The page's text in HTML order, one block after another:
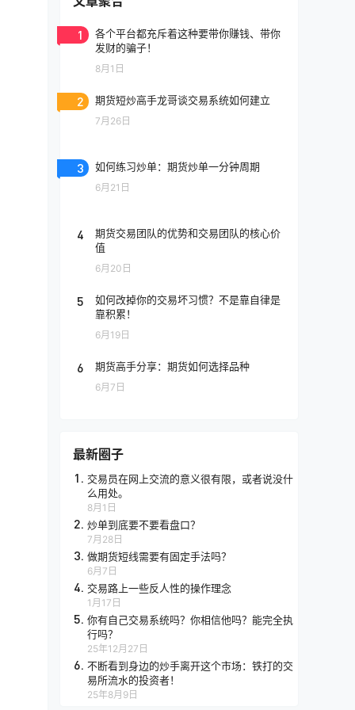
1
各个平台都充斥着这种要带你赚钱、带你
发财的骗子！
8月1日
2 期货短炒高手龙哥谈交易系统如何建立
7月26日
3 如何练习炒单：期货炒单一分钟周期
6月21日
4
期货交易团队的优势和交易团队的核心价
值
6月20日
5
如何改掉你的交易坏习惯？不是靠自律是
靠积累！
6月19日
6 期货高手分享：期货如何选择品种
6月7日
最新圈子
1. 交易员在网上交流的意义很有限，或者说没什
么用处。
8月1日
2. 炒单到底要不要看盘口？
7月28日
3. 做期货短线需要有固定手法吗？
6月7日
4. 交易路上一些反人性的操作理念
1月17日
5. 你有自己交易系统吗？你相信他吗？能完全执
行吗？
25年12月27日
6. 不断看到身边的炒手离开这个市场：铁打的交
易所流水的投资者！
25年8月9日